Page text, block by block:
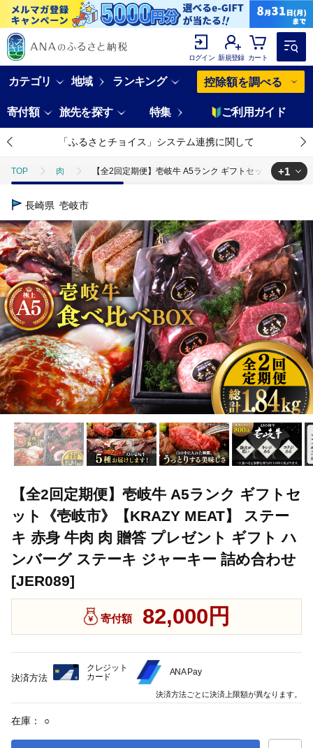
ログイン 新規登録 カート
カテゴリ 地域 ランキング 控除額を調べる
寄付額 旅先を探す 特集 ご利用ガイド
「ふるさとチョイス」システム連携に関して
TOP 肉 【全2回定期便】壱岐牛 A5ランク ギフトセット《壱岐
TOP
+1
長崎県 壱岐市
【全2回定期便】壱岐牛 A5ランク ギフトセ
ット《壱岐市》【KRAZY MEAT】 ステー
キ 赤身 牛肉 肉 贈答 プレゼント ギフト ハ
ンバーグ ステーキ ジャーキー 詰め合わせ
[JER089]
寄付額 82,000円
在庫： ○
決済方法
クレジット
カード
ANA Pay
決済方法ごとに決済上限額が異なります。